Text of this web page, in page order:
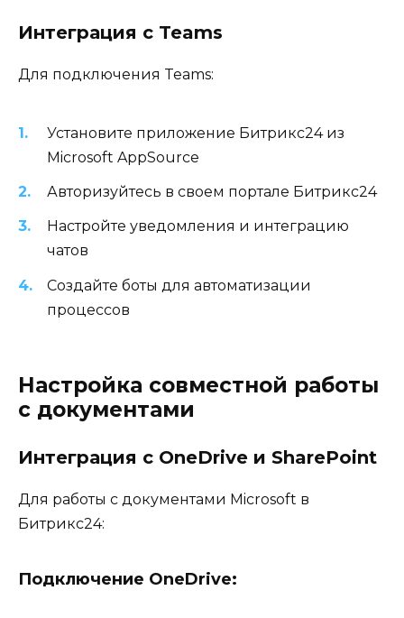
Интеграция с Teams
Для подключения Teams:
Установите приложение Битрикс24 из
Microsoft AppSource
Авторизуйтесь в своем портале Битрикс24
Настройте уведомления и интеграцию
чатов
Создайте боты для автоматизации
процессов
Настройка совместной работы
с документами
Интеграция с OneDrive и SharePoint
Для работы с документами Microsoft в
Битрикс24:
Подключение OneDrive: